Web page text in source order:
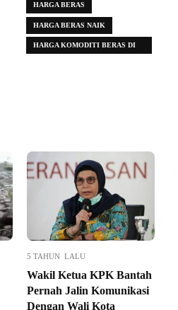
HARGA BERAS
HARGA BERAS NAIK
HARGA KOMODITI BERAS DI
5 TAHUN LALU
Wakil Ketua KPK Bantah
Pernah Jalin Komunikasi
Dengan Wali Kota